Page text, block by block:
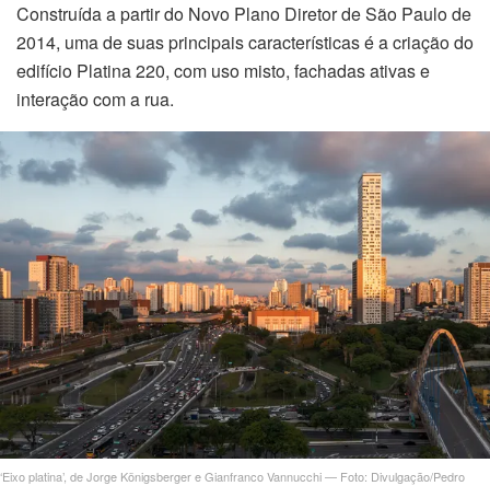
Construída a partir do Novo Plano Diretor de São Paulo de
2014, uma de suas principais características é a criação do
edifício Platina 220, com uso misto, fachadas ativas e
interação com a rua.
‘Eixo platina’, de Jorge Königsberger e Gianfranco Vannucchi — Foto: Divulgação/Pedro